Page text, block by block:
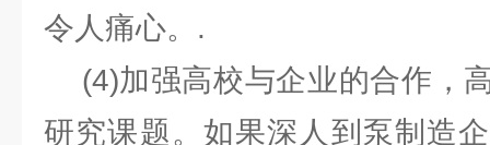
令人痛心。.
(4)加强高校与企业的合作，
研究课题。如果深人到泵制造